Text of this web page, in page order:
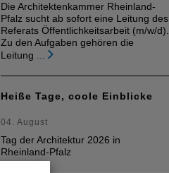
Die Architektenkammer Rheinland-
Pfalz sucht ab sofort eine Leitung des
Referats Öffentlichkeitsarbeit (m/w/d).
Zu den Aufgaben gehören die
Leitung
Heiße Tage, coole Einblicke
04. August
Tag der Architektur 2026 in
Rheinland-Pfalz